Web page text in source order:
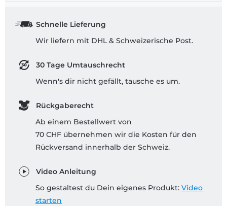
Schnelle Lieferung
Wir liefern mit DHL & Schweizerische Post.
30 Tage Umtauschrecht
Wenn's dir nicht gefällt, tausche es um.
Rückgaberecht
Ab einem Bestellwert von
70 CHF übernehmen wir die Kosten für den
Rückversand innerhalb der Schweiz.
Video Anleitung
So gestaltest du Dein eigenes Produkt: Video
starten